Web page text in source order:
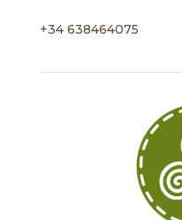
+34 638464075